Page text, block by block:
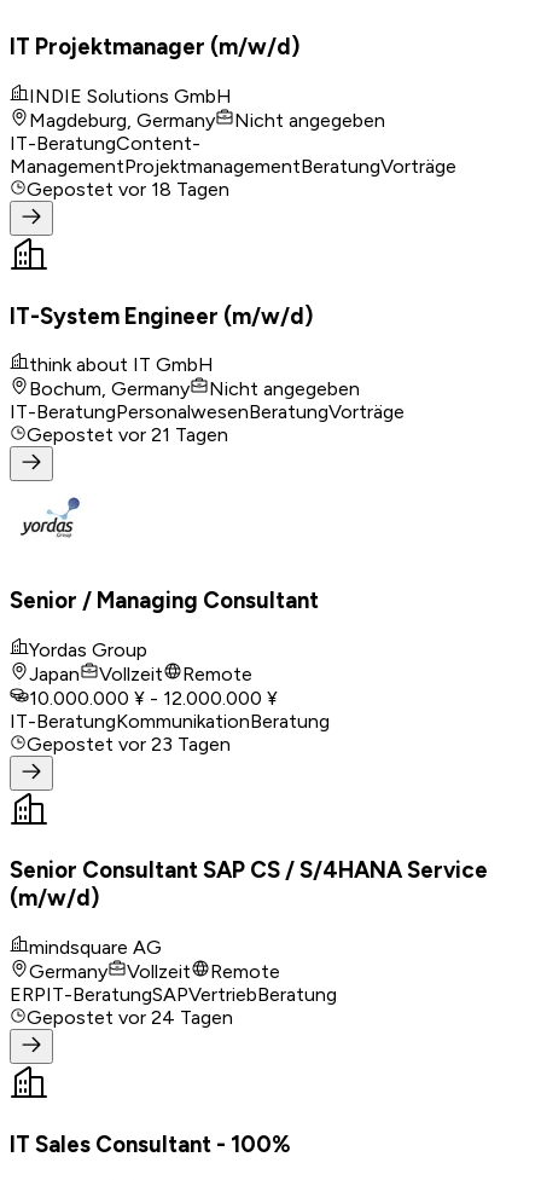
IT Projektmanager (m/w/d)
INDIE Solutions GmbH
Magdeburg, Germany
Nicht angegeben
IT-BeratungContent-
ManagementProjektmanagementBeratungVorträge
Gepostet vor 18 Tagen
IT-System Engineer (m/w/d)
think about IT GmbH
Bochum, Germany
Nicht angegeben
IT-BeratungPersonalwesenBeratungVorträge
Gepostet vor 21 Tagen
Senior / Managing Consultant
Yordas Group
Japan
Vollzeit
Remote
10.000.000 ¥ - 12.000.000 ¥
IT-BeratungKommunikationBeratung
Gepostet vor 23 Tagen
Senior Consultant SAP CS / S/4HANA Service
(m/w/d)
mindsquare AG
Germany
Vollzeit
Remote
ERPIT-BeratungSAPVertriebBeratung
Gepostet vor 24 Tagen
IT Sales Consultant - 100%